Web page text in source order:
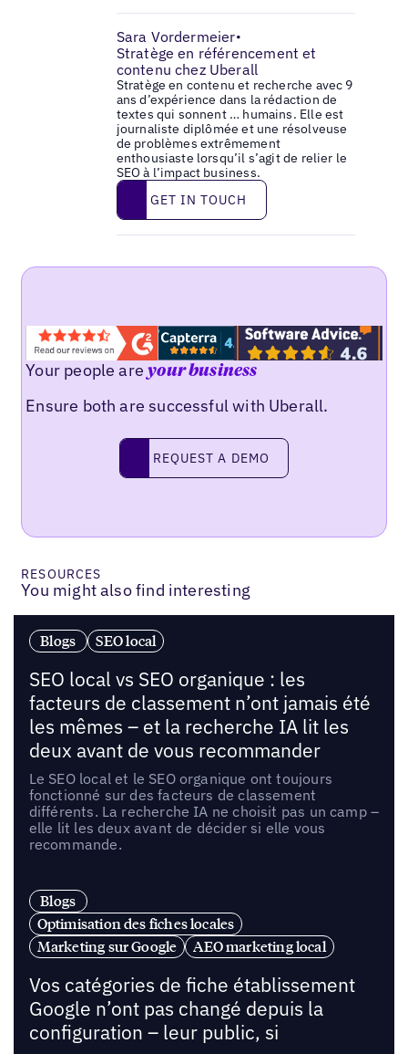
Sara Vordermeier•
Stratège en référencement et
contenu chez Uberall
Stratège en contenu et recherche avec 9
ans d’expérience dans la rédaction de
textes qui sonnent … humains. Elle est
journaliste diplômée et une résolveuse
de problèmes extrêmement
enthousiaste lorsqu’il s’agit de relier le
SEO à l’impact business.
Get in touch
GET IN TOUCH
Your people areyour business
Ensure both are successful with Uberall.
Request a demo
REQUEST A DEMO
RESOURCES
You might also find interesting
Blogs SEO local
SEO local vs SEO organique : les
facteurs de classement n’ont jamais été
les mêmes – et la recherche IA lit les
deux avant de vous recommander
Le SEO local et le SEO organique ont toujours
fonctionné sur des facteurs de classement
différents. La recherche IA ne choisit pas un camp –
elle lit les deux avant de décider si elle vous
recommande.
Blogs
Optimisation des fiches locales
Marketing sur Google
AEO marketing local
Vos catégories de fiche établissement
Google n’ont pas changé depuis la
configuration – leur public, si